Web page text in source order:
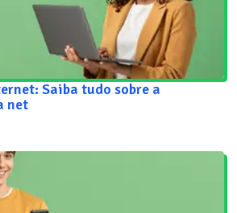
Saiba tudo sobre a
net